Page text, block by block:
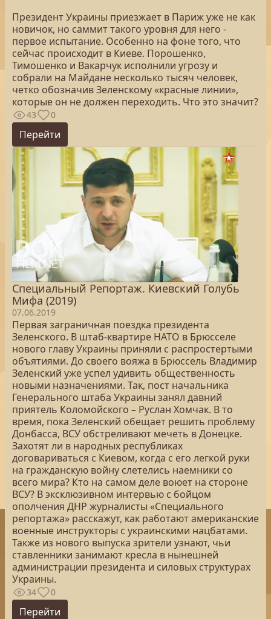
Президент Украины приезжает в Париж уже не как
новичок, но саммит такого уровня для него -
первое испытание. Особенно на фоне того, что
сейчас происходит в Киеве. Порошенко,
Тимошенко и Вакарчук исполнили угрозу и
собрали на Майдане несколько тысяч человек,
четко обозначив Зеленскому «красные линии»,
которые он не должен переходить. Что это значит?
43 0
Перейти
Специальный Репортаж. Киевский Голубь
Мифа (2019)
07.06.2019
Первая заграничная поездка президента
Зеленского. В штаб-квартире НАТО в Брюсселе
нового главу Украины приняли с распростертыми
объятиями. До своего вояжа в Брюссель Владимир
Зеленский уже успел удивить общественность
новыми назначениями. Так, пост начальника
Генерального штаба Украины занял давний
приятель Коломойского – Руслан Хомчак. В то
время, пока Зеленский обещает решить проблему
Донбасса, ВСУ обстреливают мечеть в Донецке.
Захотят ли в народных республиках
договариваться с Киевом, когда с его легкой руки
на гражданскую войну слетелись наемники со
всего мира? Кто на самом деле воюет на стороне
ВСУ? В эксклюзивном интервью с бойцом
ополчения ДНР журналисты «Специального
репортажа» расскажут, как работают американские
военные инструкторы с украинскими нацбатами.
Также из нового выпуска зрители узнают, чьи
ставленники занимают кресла в нынешней
администрации президента и силовых структурах
Украины.
34 0
Перейти